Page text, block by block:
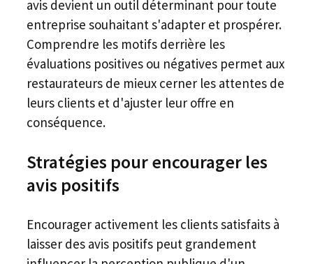
avis devient un outil déterminant pour toute
entreprise souhaitant s'adapter et prospérer.
Comprendre les motifs derrière les
évaluations positives ou négatives permet aux
restaurateurs de mieux cerner les attentes de
leurs clients et d'ajuster leur offre en
conséquence.
Stratégies pour encourager les
avis positifs
Encourager activement les clients satisfaits à
laisser des avis positifs peut grandement